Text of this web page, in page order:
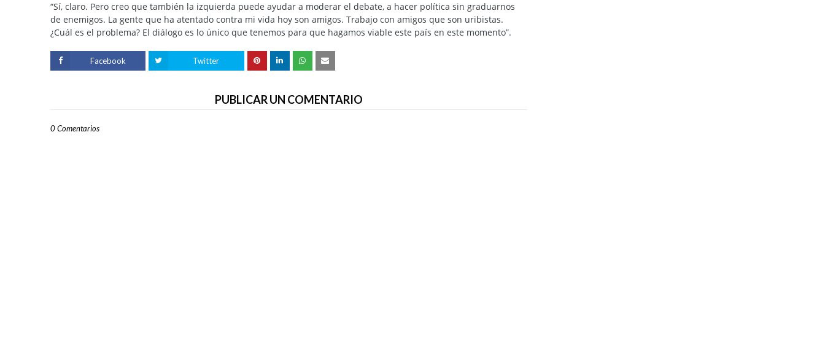
“Sí, claro. Pero creo que también la izquierda puede ayudar a moderar el debate, a hacer política sin graduarnos
de enemigos. La gente que ha atentado contra mi vida hoy son amigos. Trabajo con amigos que son uribistas.
¿Cuál es el problema? El diálogo es lo único que tenemos para que hagamos viable este país en este momento”.
Facebook Twitter
PUBLICAR UN COMENTARIO
0 Comentarios